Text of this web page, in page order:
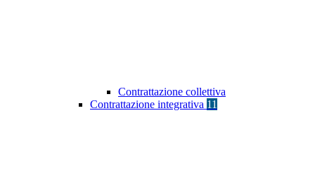
Contrattazione collettiva
Contrattazione integrativa 11